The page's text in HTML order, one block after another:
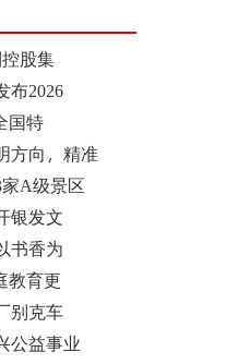
股集
布2026
国特
方向，精准
A级景区
银发文
书香为
教育更
别克车
公益事业